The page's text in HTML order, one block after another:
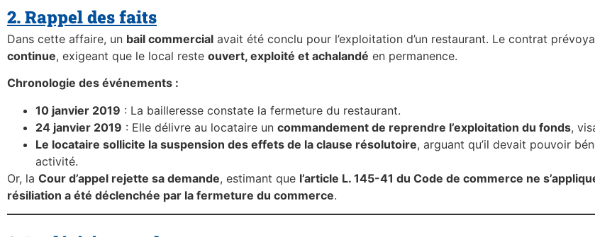
2. Rappel des faits
Dans cette affaire, un bail commercial avait été conclu pour l’exploitation d’un restaurant. Le contrat
continue, exigeant que le local reste ouvert, exploité et achalandé en permanence.
Chronologie des événements :
10 janvier 2019 : La bailleresse constate la fermeture du restaurant.
24 janvier 2019 : Elle délivre au locataire un commandement de reprendre l’exploitation du fonds,
Le locataire sollicite la suspension des effets de la clause résolutoire, arguant qu’il devait pouvoir
activité.
Or, la Cour d’appel rejette sa demande, estimant que l’article L. 145-41 du Code de commerce ne
résiliation a été déclenchée par la fermeture du commerce.